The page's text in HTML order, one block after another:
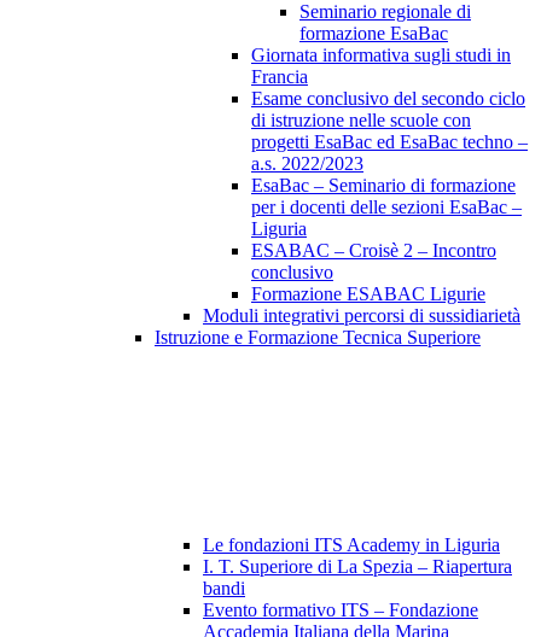
Seminario regionale di
formazione EsaBac
Giornata informativa sugli studi in
Francia
Esame conclusivo del secondo ciclo
di istruzione nelle scuole con
progetti EsaBac ed EsaBac techno –
a.s. 2022/2023
EsaBac – Seminario di formazione
per i docenti delle sezioni EsaBac –
Liguria
ESABAC – Croisè 2 – Incontro
conclusivo
Formazione ESABAC Ligurie
Moduli integrativi percorsi di sussidiarietà
Istruzione e Formazione Tecnica Superiore
Le fondazioni ITS Academy in Liguria
I. T. Superiore di La Spezia – Riapertura
bandi
Evento formativo ITS – Fondazione
Accademia Italiana della Marina